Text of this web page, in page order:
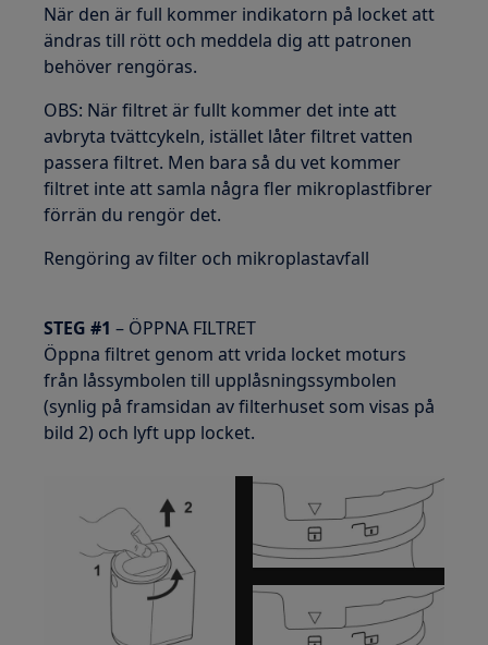
När den är full kommer indikatorn på locket att
ändras till rött och meddela dig att patronen
behöver rengöras.
OBS: När filtret är fullt kommer det inte att
avbryta tvättcykeln, istället låter filtret vatten
passera filtret. Men bara så du vet kommer
filtret inte att samla några fler mikroplastfibrer
förrän du rengör det.
Rengöring av filter och mikroplastavfall
STEG #1 – ÖPPNA FILTRET
Öppna filtret genom att vrida locket moturs
från låssymbolen till upplåsningssymbolen
(synlig på framsidan av filterhuset som visas på
bild 2) och lyft upp locket.